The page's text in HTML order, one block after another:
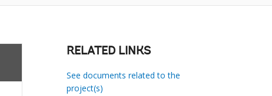
RELATED LINKS
See documents related to the
project(s)